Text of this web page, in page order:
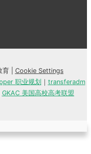
| Cookie Settings
职业规划 ｜ transferadm
GKAC 美国高校高考联盟